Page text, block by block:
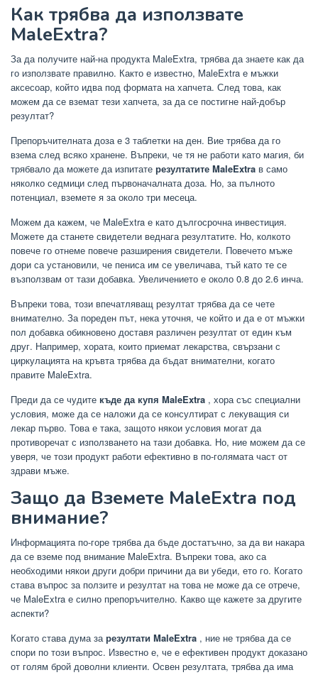
Как трябва да използвате
MaleExtra?
За да получите най-на продукта MaleExtra, трябва да знаете как да
го използвате правилно. Както е известно, MaleExtra е мъжки
аксесоар, който идва под формата на хапчета. След това, как
можем да се вземат тези хапчета, за да се постигне най-добър
резултат?
Препоръчителната доза е 3 таблетки на ден. Вие трябва да го
взема след всяко хранене. Въпреки, че тя не работи като магия, би
трябвало да можете да изпитате резултатите MaleExtra в само
няколко седмици след първоначалната доза. Но, за пълното
потенциал, вземете я за около три месеца.
Можем да кажем, че MaleExtra е като дългосрочна инвестиция.
Можете да станете свидетели веднага резултатите. Но, колкото
повече го отнеме повече разширения свидетели. Повечето мъже
дори са установили, че пениса им се увеличава, тъй като те се
възползвам от тази добавка. Увеличението е около 0.8 до 2.6 инча.
Въпреки това, този впечатляващ резултат трябва да се чете
внимателно. За пореден път, нека уточня, че който и да е от мъжки
пол добавка обикновено доставя различен резултат от един към
друг. Например, хората, които приемат лекарства, свързани с
циркулацията на кръвта трябва да бъдат внимателни, когато
правите MaleExtra.
Преди да се чудите къде да купя MaleExtra , хора със специални
условия, може да се наложи да се консултират с лекуващия си
лекар първо. Това е така, защото някои условия могат да
противоречат с използването на тази добавка. Но, ние можем да се
уверя, че този продукт работи ефективно в по-голямата част от
здрави мъже.
Защо да Вземете MaleExtra под
внимание?
Информацията по-горе трябва да бъде достатъчно, за да ви накара
да се вземе под внимание MaleExtra. Въпреки това, ако са
необходими някои други добри причини да ви убеди, ето го. Когато
става въпрос за ползите и резултат на това не може да се отрече,
че MaleExtra е силно препоръчително. Какво ще кажете за другите
аспекти?
Когато става дума за резултати MaleExtra , ние не трябва да се
спори по този въпрос. Известно е, че е ефективен продукт доказано
от голям брой доволни клиенти. Освен резултата, трябва да има